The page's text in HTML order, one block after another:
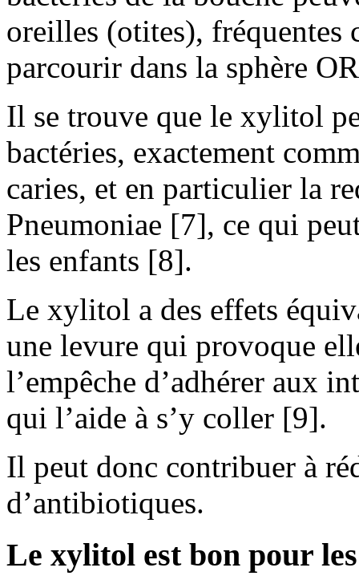
oreilles (otites), fréquentes
parcourir dans la sphère
Il se trouve que le xylitol
bactéries, exactement
caries, et en particulier la
Pneumoniae [7], ce qui
les enfants [8].
Le xylitol a des effets
une levure qui provoque
l’empêche d’adhérer aux
qui l’aide à s’y coller [9].
Il peut donc contribuer à
d’antibiotiques.
Le xylitol est bon pour